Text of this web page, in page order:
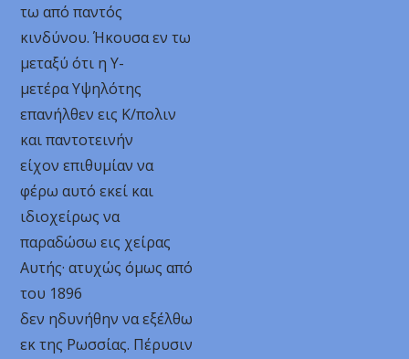
τω από παντός
κινδύνου. Ήκουσα εν τω
μεταξύ ότι η Υ-
μετέρα Υψηλότης
επανήλθεν εις Κ/πολιν
και παντοτεινήν
είχον επιθυμίαν να
φέρω αυτό εκεί και
ιδιοχείρως να
παραδώσω εις χείρας
Αυτής· ατυχώς όμως από
του 1896
δεν ηδυνήθην να εξέλθω
εκ της Ρωσσίας. Πέρυσιν